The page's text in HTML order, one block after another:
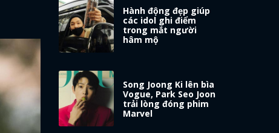
Hành động đẹp giúp
các idol ghi điểm
trong mắt người
hâm mộ
Song Joong Ki lên bìa
Vogue, Park Seo Joon
trải lòng đóng phim
Marvel